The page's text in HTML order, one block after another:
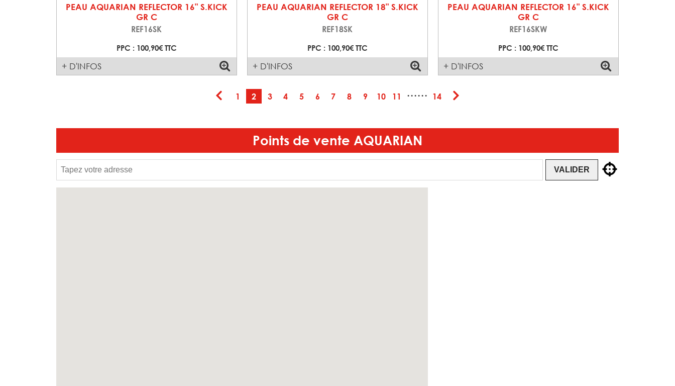
PEAU AQUARIAN REFLECTOR 16" S.KICK
GR C
REF16SK
PPC : 100,90€ TTC
+ D'INFOS
PEAU AQUARIAN REFLECTOR 18" S.KICK
GR C
REF18SK
PPC : 100,90€ TTC
+ D'INFOS
PEAU AQUARIAN REFLECTOR 16" S.KICK
GR C
REF16SKW
PPC : 100,90€ TTC
+ D'INFOS
1 2 3 4 5 6 7 8 9 10 11 ······ 14
Points de vente AQUARIAN
VALIDER